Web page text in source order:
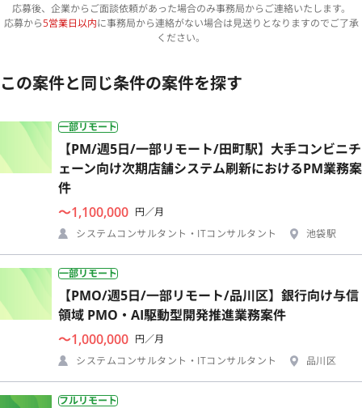
応募後、企業からご面談依頼があった場合のみ事務局からご連絡いたします。
応募から5営業日以内に事務局から連絡がない場合は見送りとなりますのでご了承
ください。
この案件と同じ条件の案件を探す
一部リモート
【PM/週5日/一部リモート/田町駅】大手コンビニチ
ェーン向け次期店舗システム刷新におけるPM業務案
件
〜1,100,000 円／月
システムコンサルタント・ITコンサルタント
池袋駅
一部リモート
【PMO/週5日/一部リモート/品川区】銀行向け与信
領域 PMO・AI駆動型開発推進業務案件
〜1,000,000 円／月
システムコンサルタント・ITコンサルタント
品川区
フルリモート